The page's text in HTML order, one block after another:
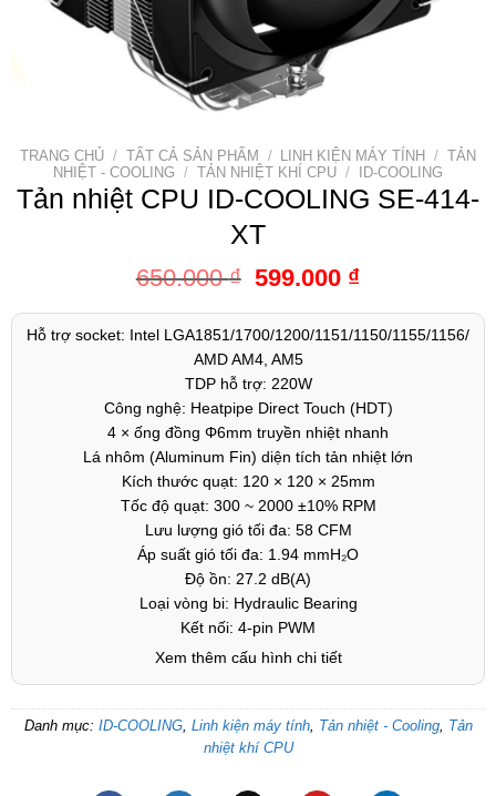
TRANG CHỦ / TẤT CẢ SẢN PHẨM / LINH KIỆN MÁY TÍNH / TẢN
NHIỆT - COOLING
/ TẢN NHIỆT KHÍ CPU / ID-COOLING
Tản nhiệt CPU ID-COOLING SE-414-
XT
650.000₫ 599.000 ₫
Hỗ trợ socket: Intel LGA1851/1700/1200/1151/1150/1155/1156/
AMD AM4, AM5
TDP hỗ trợ: 220W
Công nghệ: Heatpipe Direct Touch (HDT)
4 × ống đồng Φ6mm truyền nhiệt nhanh
Lá nhôm (Aluminum Fin) diện tích tản nhiệt lớn
Kích thước quạt: 120 × 120 × 25mm
Tốc độ quạt: 300 ~ 2000 ±10% RPM
Lưu lượng gió tối đa: 58 CFM
Áp suất gió tối đa: 1.94 mmH₂O
Độ ồn: 27.2 dB(A)
Loại vòng bi: Hydraulic Bearing
Kết nối: 4-pin PWM
Xem thêm cấu hình chi tiết
Danh mục: ID-COOLING, Linh kiện máy tính, Tản nhiệt - Cooling, Tản
nhiệt khí CPU